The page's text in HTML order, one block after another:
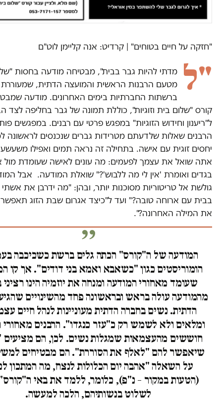
"חזקה על חיים בטוחים" | קרדיט: אנה קליימן לוט"ם
"ל מדתי להיות גבר בבית", מבטיחה מודעה בחסות
מטעם הרבנות הראשית והמועצה הדתית,
ברשתות החברתיות בימים האחרונים. מודעה
קורס "שלום בית וזוגיות", כוללת תמונה של גבר בחליפה לצד
ל"ריענון וחידוש הזוגיות" במפגש פרטי עם רבנים. במפגשים
הרבנים שאלות שלדעתם מטרידות גברים שנכנסים לראשונה
יחסים זוגית עם אישה. בתחילה זה נראה תמים ואפילו
אתה שואל את עצמך לפעמים: מה עונים לאישה שעומדת מול
בגדים ואומרת 'אין לי מה ללבוש'?" שואלת המודעה. אבל
גולשת אל טריטוריות מסוכנות יותר, ובהן: "מה ידרבן את אשתי
בבית עם ארוחה טובה?" ועד ל"כיצד אגרום שבת הזוג תאפשר
את המילה האחרונה?".
המודעה של ה"קורס" הכתה גלים ברשת כשכיכבה
הומוריסטים כגון "כשאבא ואמא בני דודים". אך קו
שעומד מאחורי המודעה ומנחה את יוזמיה הינו רציני
מהמודעה עולה בראש ובראשונה פחד מהשינויים
הדתית. נשים בחברה הדתית מעוניינות לנהל חיים
ומלאים ולא לשמש רק כ"עזר כנגדו". הרבנים מאחורי
חוששים מהעצמאות שמגלות נשים. לכן, הם מציעים
שיאפשר להם "לאלף את הסוררת". הם מבטיחים
על השאלה "אהבה יום הכלולות לנצח, מה המתכון
(הטעות במקור – נ"פ), כלומר, ללמד את באי
לשלוט בנשותיהם, הלכה למעשה.